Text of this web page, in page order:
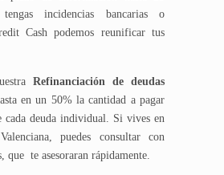
incidencias bancarias o
Cash podemos reunificar tus
Refinanciación de deudas
en un 50% la cantidad a pagar
cada deuda individual. Si vives en
puedes consultar con
que te asesoraran rápidamente.